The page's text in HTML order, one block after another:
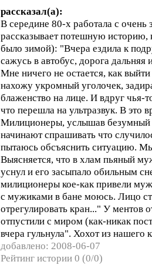
рассказал(а):
В середине 80-х работала с
рассказывает потешную историю,
было зимой): "Вчера ездила к
сажусь в автобус, дорога
Мне ничего не остается, как
нахожу укромный уголочек,
блаженство на лице. И вдруг чья-
что перешла на ультразвук. В
Милиционеры, услышав безумный
начинают спрашивать что
пытаюсь обсъяснить ситуацию.
Выясняется, что в хлам пьяный
уснул и его засыпало обильным
милиционеры кое-как привели
с мужиками в бане моюсь. Лицо
отрегулировать кран..." У ментов
отпустили с миром (как-никак
вчера гульнула". Хохот из нашего
добавлено: 2008-06-07
Рейтинг истории 0 (0/0)